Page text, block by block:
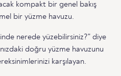
kompakt bir genel bakış
bir yüzme havuzu.
nerede yüzebilirsiniz?" diye
doğru yüzme havuzunu
karşılayan.